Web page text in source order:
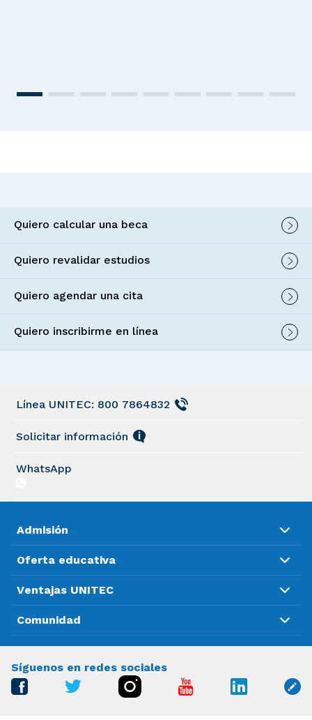
Quiero calcular una beca
Quiero revalidar estudios
Quiero agendar una cita
Quiero inscribirme en línea
Línea UNITEC: 800 7864832
Solicitar información
WhatsApp
Admisión
Oferta educativa
Ventajas UNITEC
Comunidad
Síguenos en redes sociales